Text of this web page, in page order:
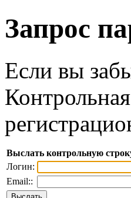
Запрос
Если вы
Выслать контрольную
Логин:
Email::